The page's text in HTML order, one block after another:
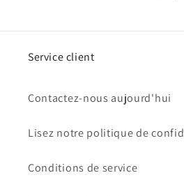
Service client
Contactez-nous aujourd'hui
Lisez notre politique de
Conditions de service